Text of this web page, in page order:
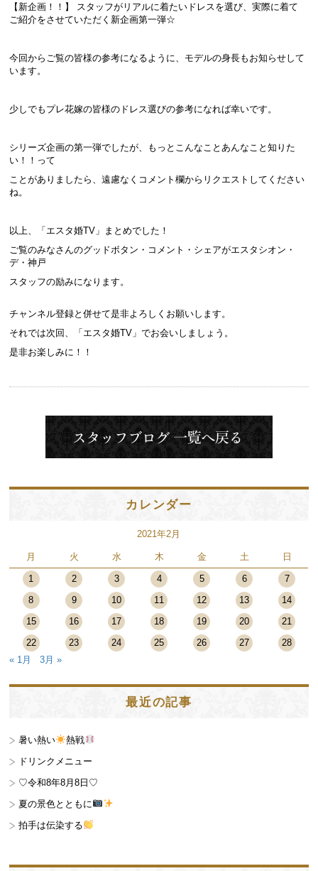
【新企画！！】 スタッフがリアルに着たいドレスを選び、実際に着て
ご紹介をさせていただく新企画第一弾☆
今回からご覧の皆様の参考になるように、モデルの身長もお知らせして
います。
少しでもプレ花嫁の皆様のドレス選びの参考になれば幸いです。
シリーズ企画の第一弾でしたが、もっとこんなことあんなこと知りた
い！！って
ことがありましたら、遠慮なくコメント欄からリクエストしてください
ね。
以上、「エスタ婚TV」まとめでした！
ご覧のみなさんのグッドボタン・コメント・シェアがエスタシオン・
デ・神戸
スタッフの励みになります。
チャンネル登録と併せて是非よろしくお願いします。
それでは次回、「エスタ婚TV」でお会いしましょう。
是非お楽しみに！！
カレンダー
2021年2月
月 火 水 木 金 土 日
1 2 3 4 5 6
7
8
9 10 11 12 13
14
15
16 17 18 19 20
21
22
23 24 25 26 27
28
« 1月
3月 »
最近の記事
暑い熱い
熱戦
ドリンクメニュー
♡令和8年8月8日♡
夏の景色とともに
拍手は伝染する